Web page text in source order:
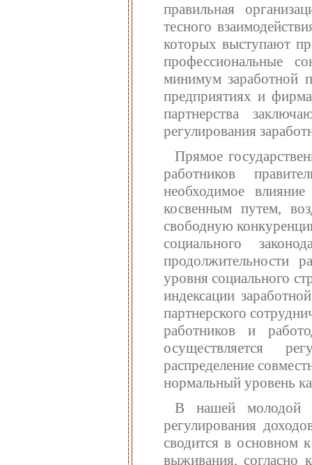
правильная
тесного
которых выступают
профессиональные
минимум заработной
предприятиях и
партнерства
регулирования
Прямое
работников
необходимое
косвенным путем,
свободную
социального
продолжительности
уровня социального
индексации
партнерского
работников и
осуществляется
распределение
нормальный уровень
В нашей молодой
регулирования
сводится в основном
выживания, согласно